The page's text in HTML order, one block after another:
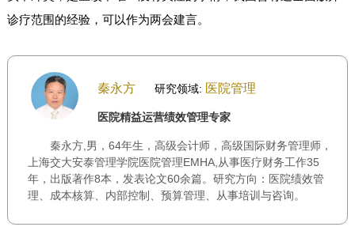
诊疗范围的经验，可以作为两会建言。
秦永方 研究领域: 医院管理
医院精益运营绩效管理专家
秦永方,男，64年生，高级会计师，高级国际财务管理师，
上海交大安泰管理学院医院管理EMHA,从事医疗财务工作35
年，出版著作8本，发表论文60余篇。研究方向：医院绩效管
理、成本核算、内部控制、预算管理、从事培训与咨询。